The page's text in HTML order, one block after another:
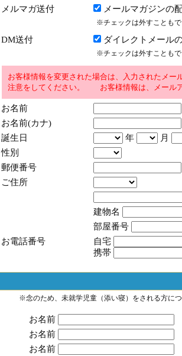
メルマガ送付 メールマガジンの
※チェックは外すことも
DM送付 ダイレクトメール
※チェックは外すことも
お客様情報を変更された場合は、入力されたメ
注意をしてください。 お客様情報は、メール
お名前
お名前(カナ)
誕生日
年
月
性別
郵便番号
ご住所
建物名
部屋番号
お電話番号
自宅
携帯
※念のため、未就学児童（添い寝）をされる方に
お名前
お名前
お名前